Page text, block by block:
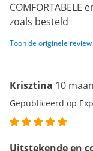
COMFORTABELE
zoals besteld
Toon de originele review
Krisztina 10
Gepubliceerd op
Uitstekende en